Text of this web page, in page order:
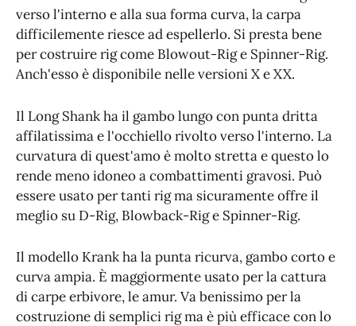
verso l'interno e alla sua forma curva, la carpa
difficilemente riesce ad espellerlo. Si presta bene
per costruire rig come Blowout-Rig e Spinner-Rig.
Anch'esso è disponibile nelle versioni X e XX.
Il Long Shank ha il gambo lungo con punta dritta
affilatissima e l'occhiello rivolto verso l'interno. La
curvatura di quest'amo è molto stretta e questo lo
rende meno idoneo a combattimenti gravosi. Può
essere usato per tanti rig ma sicuramente offre il
meglio su D-Rig, Blowback-Rig e Spinner-Rig.
Il modello Krank ha la punta ricurva, gambo corto e
curva ampia. È maggiormente usato per la cattura
di carpe erbivore, le amur. Va benissimo per la
costruzione di semplici rig ma è più efficace con lo